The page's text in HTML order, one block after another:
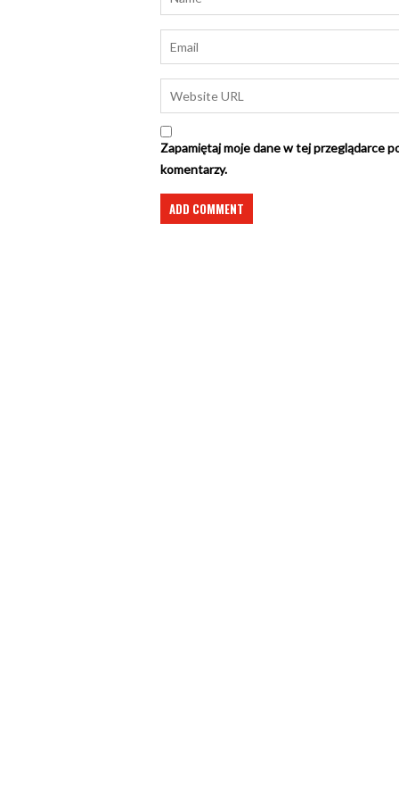
Zapamiętaj moje dane w tej przeglądarce
komentarzy.